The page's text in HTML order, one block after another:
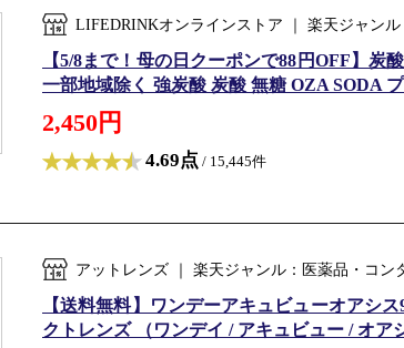
LIFEDRINKオンラインストア ｜ 楽天ジャン
【5/8まで！母の日クーポンで88円OFF】炭
一部地域除く 強炭酸 炭酸 無糖 OZA SODA
2,450円
4.69点 / 15,445件
アットレンズ ｜ 楽天ジャンル：医薬品・コン
【送料無料】ワンデーアキュビューオアシ
クトレンズ （ワンデイ / アキュビュー / オア